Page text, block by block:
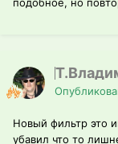
подобное, но
Новый фильтр это
убавил что то